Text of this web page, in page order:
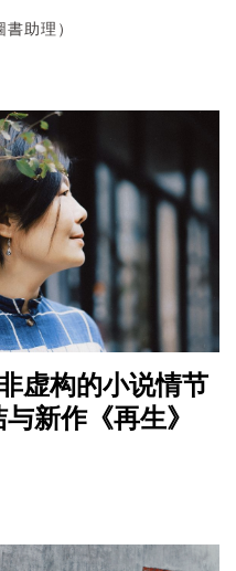
助理）
虚构的小说情节
新作《再生》